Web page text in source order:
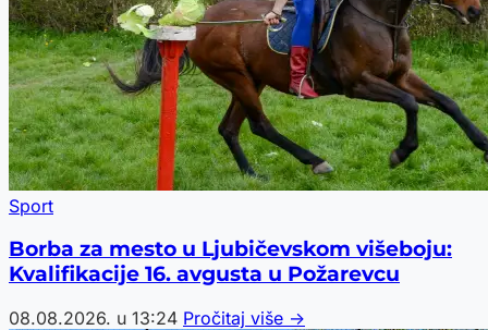
Sport
Borba za mesto u Ljubičevskom višeboju:
Kvalifikacije 16. avgusta u Požarevcu
08.08.2026. u 13:24 Pročitaj više →